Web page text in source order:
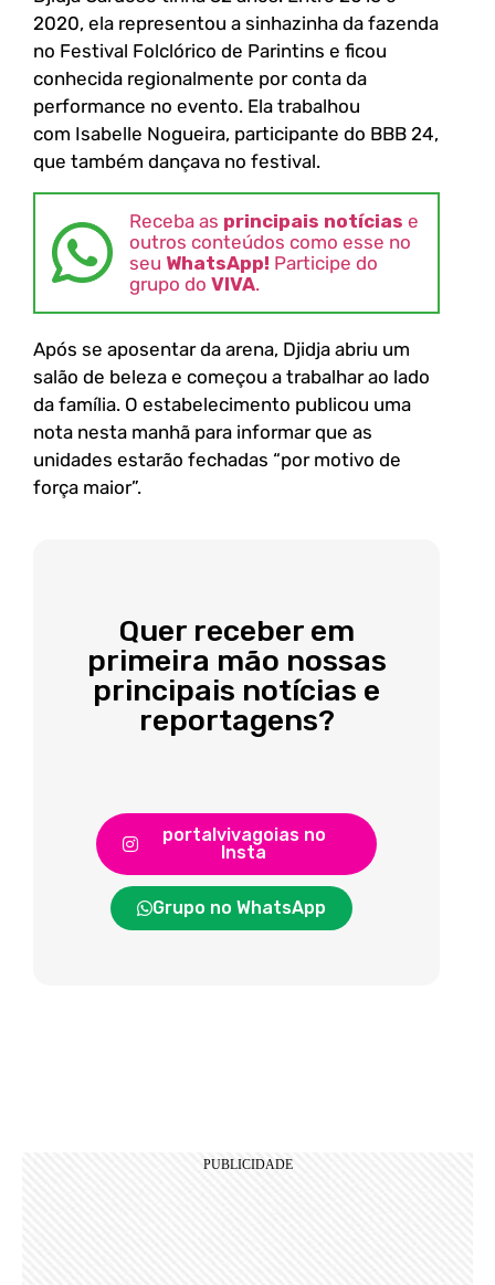
2020, ela representou a sinhazinha da fazenda
no Festival Folclórico de Parintins e ficou
conhecida regionalmente por conta da
performance no evento. Ela trabalhou
com Isabelle Nogueira, participante do BBB 24,
que também dançava no festival.
Receba as principais notícias e
outros conteúdos como esse no
seu WhatsApp! Participe do
grupo do VIVA.
Após se aposentar da arena, Djidja abriu um
salão de beleza e começou a trabalhar ao lado
da família. O estabelecimento publicou uma
nota nesta manhã para informar que as
unidades estarão fechadas “por motivo de
força maior”.
Quer receber em
primeira mão nossas
principais notícias e
reportagens?
portalvivagoias no
Insta
Grupo no WhatsApp